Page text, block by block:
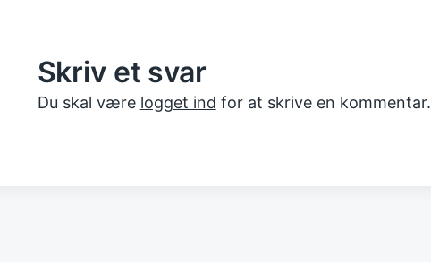
Skriv et svar
Du skal være logget ind for at skrive en kommentar.